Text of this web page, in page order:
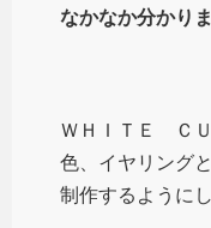
なかなか分かりま
ＷＨＩＴＥ Ｃ
色、イヤリング
制作するように